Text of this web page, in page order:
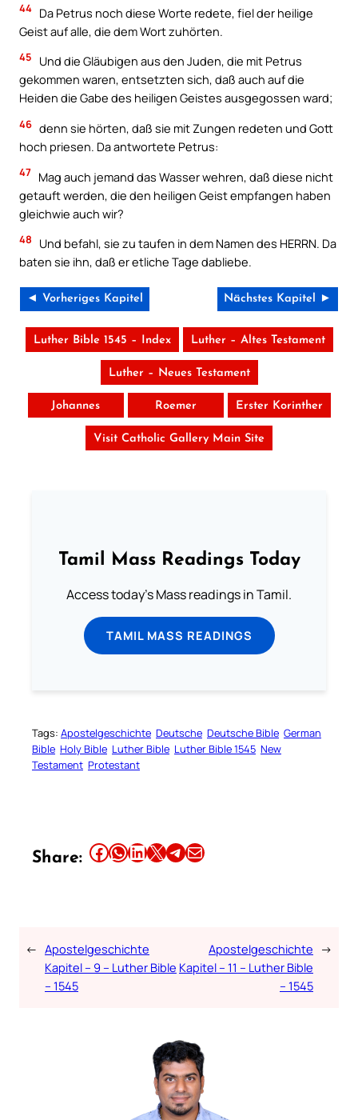
44 Da Petrus noch diese Worte redete, fiel der heilige
Geist auf alle, die dem Wort zuhörten.
45
Und die Gläubigen aus den Juden, die mit Petrus
gekommen waren, entsetzten sich, daß auch auf die
Heiden die Gabe des heiligen Geistes ausgegossen ward;
46 denn sie hörten, daß sie mit Zungen redeten und Gott
hoch priesen. Da antwortete Petrus:
47 Mag auch jemand das Wasser wehren, daß diese nicht
getauft werden, die den heiligen Geist empfangen haben
gleichwie auch wir?
48
Und befahl, sie zu taufen in dem Namen des HERRN. Da
baten sie ihn, daß er etliche Tage dabliebe.
◄ Vorheriges Kapitel Nächstes Kapitel ►
Luther Bible 1545 – Index Luther – Altes Testament
Luther – Neues Testament
Johannes Roemer Erster Korinther
Visit Catholic Gallery Main Site
Tamil Mass Readings Today
Access today's Mass readings in Tamil.
TAMIL MASS READINGS
Tags: Apostelgeschichte Deutsche Deutsche Bible German
Bible Holy Bible Luther Bible Luther Bible 1545 New
Testament Protestant
Share: Share this article on Facebook Share this article on WhatsApp Share this article on LinkedIn Share this article on X Share this article on TelegramEmail this Article
← Apostelgeschichte
Kapitel – 9 – Luther Bible
– 1545
Apostelgeschichte
Kapitel – 11 – Luther Bible
– 1545
→